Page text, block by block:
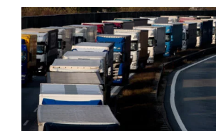
View
Larger
Image